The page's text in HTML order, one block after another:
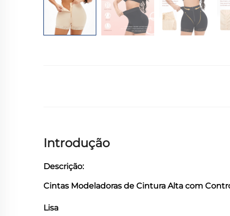
Introdução
Descrição:
Cintas Modeladoras de Cintura Alta com
Lisa